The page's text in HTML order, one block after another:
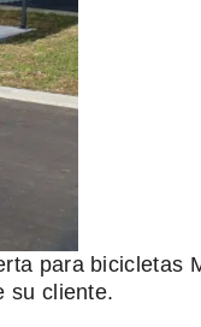
para
su cliente.